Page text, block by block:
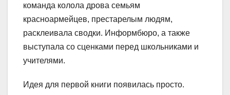
команда колола дрова семьям
красноармейцев, престарелым людям,
расклеивала сводки. Информбюро, а также
выступала со сценками перед школьниками и
учителями.
Идея для первой книги появилась просто.